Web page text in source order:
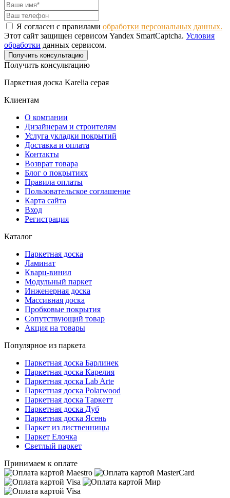
Я согласен с правилами обработки персональных данных.
Этот сайт защищен сервисом Yandex SmartCaptcha. Условия
обработки данных сервисом.
Получить консультацию
Получить консультацию
Паркетная доска Karelia серая
Клиентам
О компании
Дизайнерам и строителям
Услуга укладки покрытий
Доставка и оплата
Контакты
Возврат товара
Блог о покрытиях
Правила оплаты
Пользовательское соглашение
Карта сайта
Вход
Регистрация
Каталог
Паркетная доска
Ламинат
Кварц-винил
Модульный паркет
Инженерная доска
Массивная доска
Пробковые покрытия
Сопутствующий товар
Акция на товары
Популярное из паркета
Паркетная доска Барлинек
Паркетная доска Карелия
Паркетная доска Lab Arte
Паркетная доска Polarwood
Паркетная доска Таркетт
Паркетная доска Дуб
Паркетная доска Ясень
Паркет из лиственницы
Паркет Елочка
Светлый паркет
Принимаем к оплате